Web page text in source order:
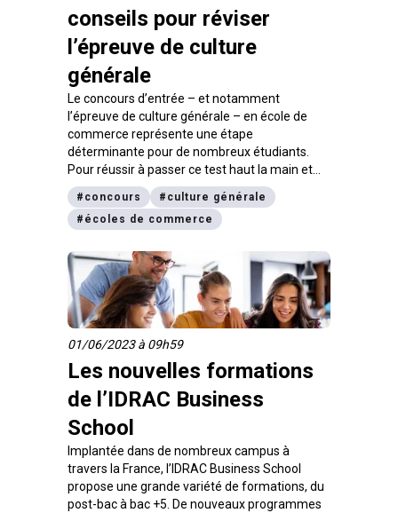
conseils pour réviser
l’épreuve de culture
générale
Le concours d’entrée – et notamment
l’épreuve de culture générale – en école de
commerce représente une étape
déterminante pour de nombreux étudiants.
Pour réussir à passer ce test haut la main et
concrétiser votre rêve de poursuite d’études
dans une grande école, il n’y a pas de secret : il
faut réviser.
# concours # culture générale
# écoles de commerce
01/06/2023 à 09h59
Les nouvelles formations
de l’IDRAC Business
School
Implantée dans de nombreux campus à
travers la France, l’IDRAC Business School
propose une grande variété de formations, du
post-bac à bac +5. De nouveaux programmes